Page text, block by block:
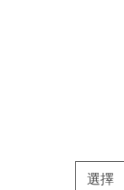
選擇